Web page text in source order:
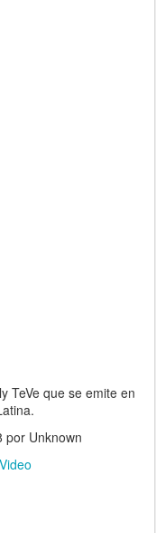
TeVe que se emite en
por Unknown
Video